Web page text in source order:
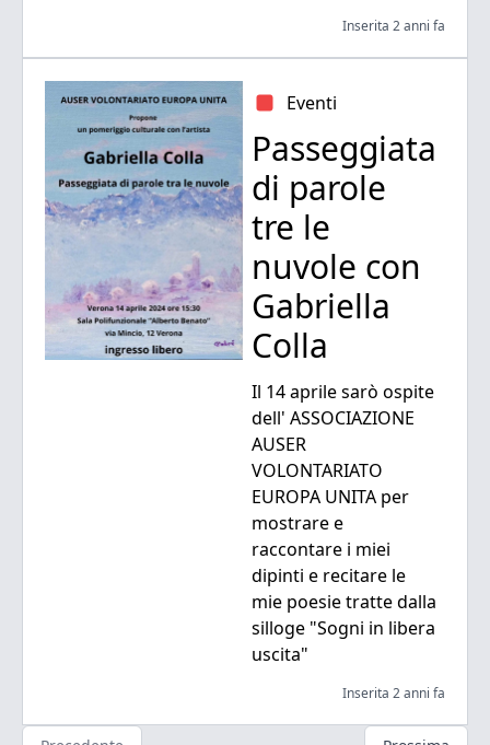
Inserita 2 anni fa
Eventi
Passeggiata
di parole
tre le
nuvole con
Gabriella
Colla
Il 14 aprile sarò ospite
dell' ASSOCIAZIONE
AUSER
VOLONTARIATO
EUROPA UNITA per
mostrare e
raccontare i miei
dipinti e recitare le
mie poesie tratte dalla
silloge "Sogni in libera
uscita"
Inserita 2 anni fa